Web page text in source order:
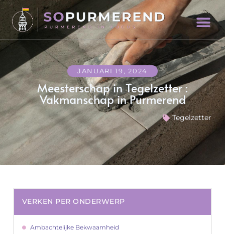
JANUARI 19, 2024
Meesterschap in Tegelzetter :
Vakmanschap in Purmerend
Tegelzetter
VERKEN PER ONDERWERP
Ambachtelijke Bekwaamheid